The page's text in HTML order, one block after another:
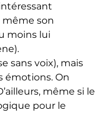
même son
moins lui
sans voix), mais
émotions. On
même si le
pour le